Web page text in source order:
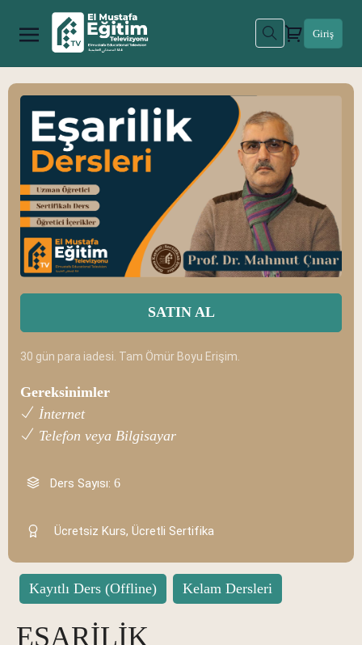
Giriş
Kayıtlı Ders (Offline) Kelam Dersleri
EŞARİLİK
SATIN AL
30 gün para iadesi. Tam Ömür Boyu Erişim.
Gereksinimler
İnternet
Telefon veya Bilgisayar
Ders Sayısı: 6
Ücretsiz Kurs, Ücretli Sertifika